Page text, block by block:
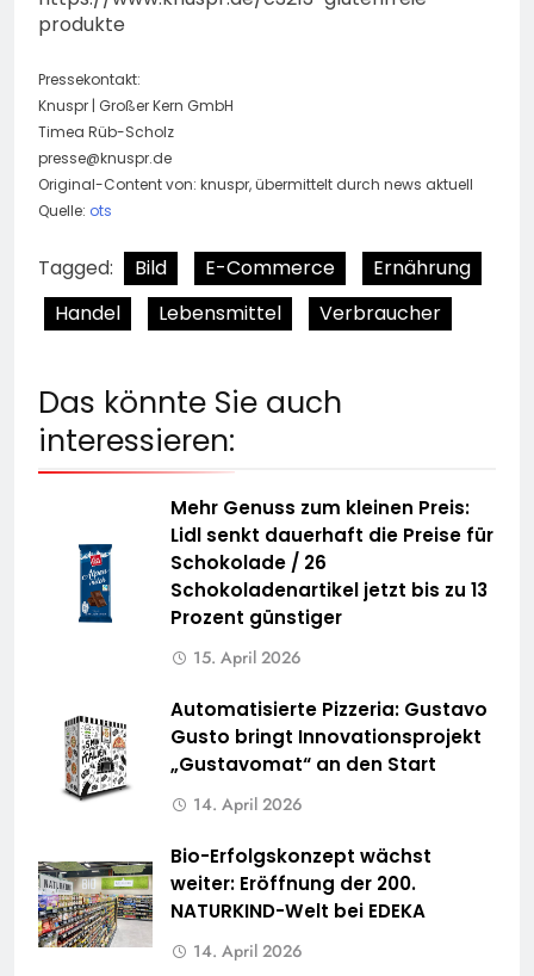
produkte
Pressekontakt:
Knuspr | Großer Kern GmbH
Timea Rüb-Scholz
presse@knuspr.de
Original-Content von: knuspr, übermittelt durch news aktuell
Quelle: ots
Tagged: Bild E-Commerce
Ernährung
Handel
Lebensmittel Verbraucher
Das könnte Sie auch
interessieren:
Mehr Genuss zum kleinen Preis:
Lidl senkt dauerhaft die Preise für
Schokolade / 26
Schokoladenartikel jetzt bis zu 13
Prozent günstiger
15. April 2026
Automatisierte Pizzeria: Gustavo
Gusto bringt Innovationsprojekt
„Gustavomat“ an den Start
14. April 2026
Bio-Erfolgskonzept wächst
weiter: Eröffnung der 200.
NATURKIND-Welt bei EDEKA
14. April 2026